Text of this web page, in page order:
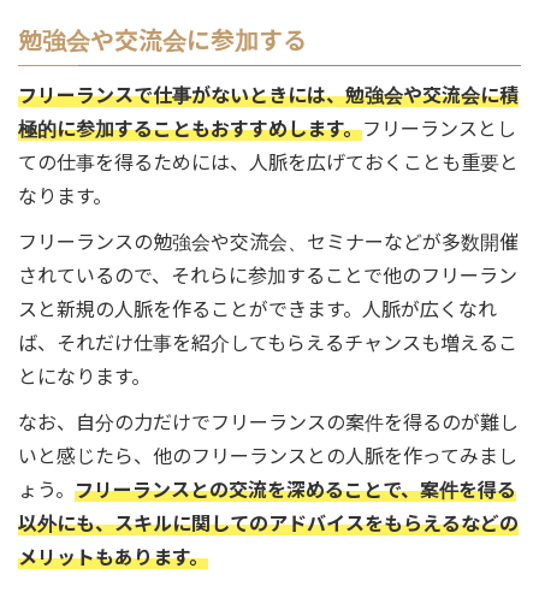
勉強会や交流会に参加する
フリーランスで仕事がないときには、勉強会や交流会に積
極的に参加することもおすすめします。フリーランスとし
ての仕事を得るためには、人脈を広げておくことも重要と
なります。
フリーランスの勉強会や交流会、セミナーなどが多数開催
されているので、それらに参加することで他のフリーラン
スと新規の人脈を作ることができます。人脈が広くなれ
ば、それだけ仕事を紹介してもらえるチャンスも増えるこ
とになります。
なお、自分の力だけでフリーランスの案件を得るのが難し
いと感じたら、他のフリーランスとの人脈を作ってみまし
ょう。 フリーランスとの交流を深めることで、案件を得る
以外にも、スキルに関してのアドバイスをもらえるなどの
メリットもあります。